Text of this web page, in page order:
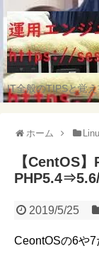
IT全般のTIPSと覚
ホーム
【CentOS
2019/5/25
CeontOSの6や7